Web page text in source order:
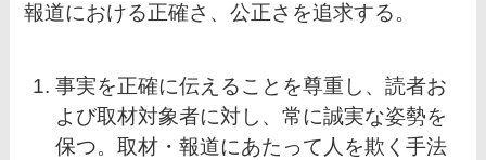
報道における正確さ、公正さを追求する。
事実を正確に伝えることを尊重し、読者お
よび取材対象者に対し、常に誠実な姿勢を
保つ。取材・報道にあたって人を欺く手法